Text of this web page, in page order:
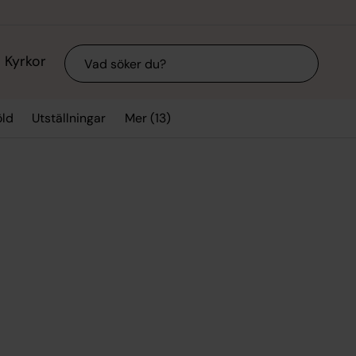
Kyrkor Sök
Utställningar Mer (13)